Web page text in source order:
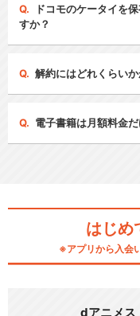
ドコモのケータイを
すか？
解約にはどれくらい
電子書籍は月額料金
はじめ
※アプリから入会
dアニメス